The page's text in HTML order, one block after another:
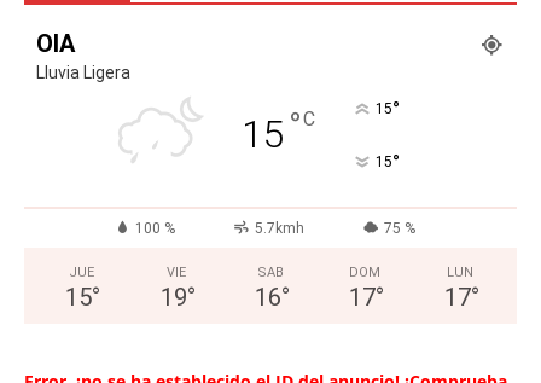
OIA
Lluvia Ligera
15 °C 15°
15°
100 % 5.7kmh 75 %
JUE
15°
VIE
19°
SAB
16°
DOM
17°
LUN
17°